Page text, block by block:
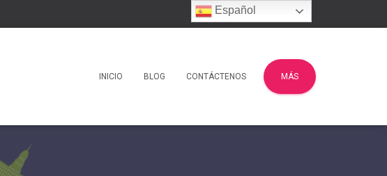
INICIO BLOG CONTÁCTENOS MÁS
Español